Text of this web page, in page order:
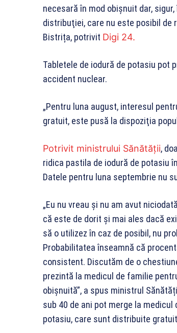
necesară în mod obişnuit dar,
distribuţiei, care nu este posibil de
Bistrița, potrivit Digi 24.
Tabletele de iodură de potasiu pot
accident nuclear.
„Pentru luna august, interesul
gratuit, este pusă la dispoziţia
Potrivit ministrului Sănătății,
ridica pastila de iodură de potasiu
Datele pentru luna septembrie nu
„Eu nu vreau și nu am avut
că este de dorit și mai ales dacă
să o utilizez în caz de posibil, nu
Probabilitatea înseamnă că
consistent. Discutăm de o
prezintă la medicul de familie
obișnuită”, a spus ministrul
sub 40 de ani pot merge la
potasiu, care sunt distribuite